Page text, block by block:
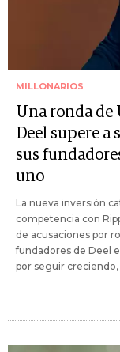
MILLONARIOS
Una ronda de
Deel supere a
sus
uno
La nueva inversión
competencia con
de acusaciones por
fundadores de Deel
por seguir